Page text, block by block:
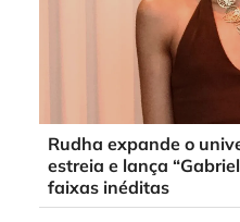
Rudha expande o
estreia e lança
faixas inéditas